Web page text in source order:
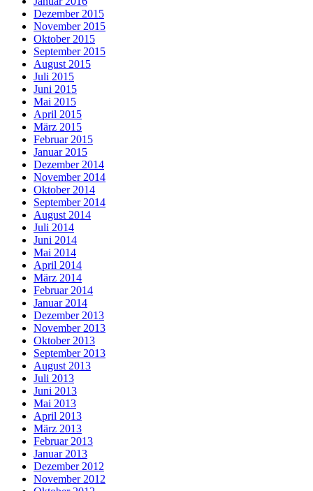
Dezember 2015
November 2015
Oktober 2015
September 2015
August 2015
Juli 2015
Juni 2015
Mai 2015
April 2015
März 2015
Februar 2015
Januar 2015
Dezember 2014
November 2014
Oktober 2014
September 2014
August 2014
Juli 2014
Juni 2014
Mai 2014
April 2014
März 2014
Februar 2014
Januar 2014
Dezember 2013
November 2013
Oktober 2013
September 2013
August 2013
Juli 2013
Juni 2013
Mai 2013
April 2013
März 2013
Februar 2013
Januar 2013
Dezember 2012
November 2012